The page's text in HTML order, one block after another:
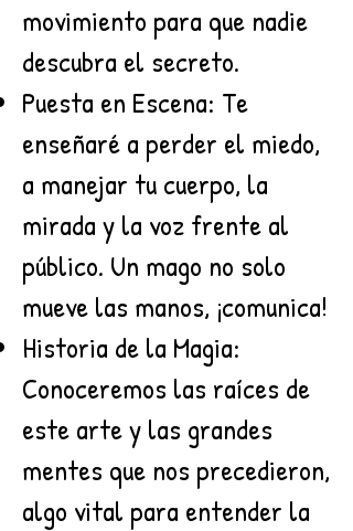
movimiento para que nadie
descubra el secreto.
Puesta en Escena: Te
enseñaré a perder el miedo,
a manejar tu cuerpo, la
mirada y la voz frente al
público. Un mago no solo
mueve las manos, ¡comunica!
Historia de la Magia:
Conoceremos las raíces de
este arte y las grandes
mentes que nos precedieron,
algo vital para entender la